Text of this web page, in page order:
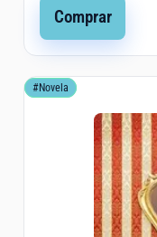
Comprar
#Novela